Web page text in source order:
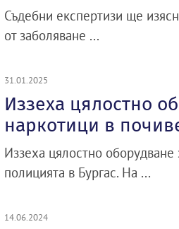
Съдебни експертизи ще
от заболяване ...
31.01.2025
Иззеха цялостно
наркотици в
Иззеха цялостно
полицията в Бургас. На ...
14.06.2024